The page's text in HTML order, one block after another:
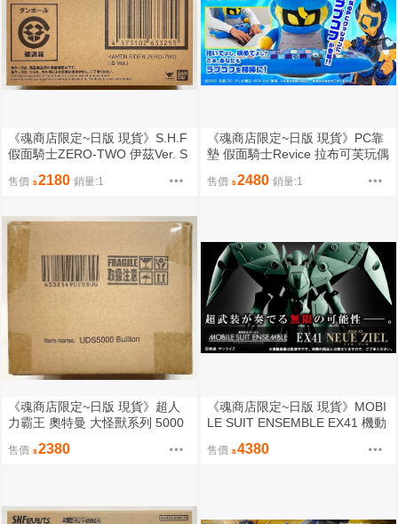
《魂商店限定~日版 現貨》S.H.F
假面騎士ZERO-TWO 伊茲Ver. S
售價 2180 銷量:1
《魂商店限定~日版 現貨》PC靠
墊 假面騎士Revice 拉布可芙玩偶
抱枕（全新未拆封）
售價 2480 銷量:1
《魂商店限定~日版 現貨》超人
力霸王 奧特曼 大怪獸系列 5000
封）
售價 2380
《魂商店限定~日版 現貨》MOBI
LE SUIT ENSEMBLE EX41 機動
2 諾耶·吉爾（全新未拆封）
售價 4380